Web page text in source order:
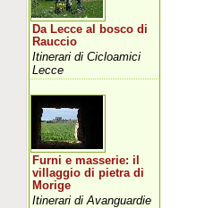
Da Lecce al bosco di
Rauccio
Itinerari di Cicloamici
Lecce
Furni e masserie: il
villaggio di pietra di
Morige
Itinerari di Avanguardie